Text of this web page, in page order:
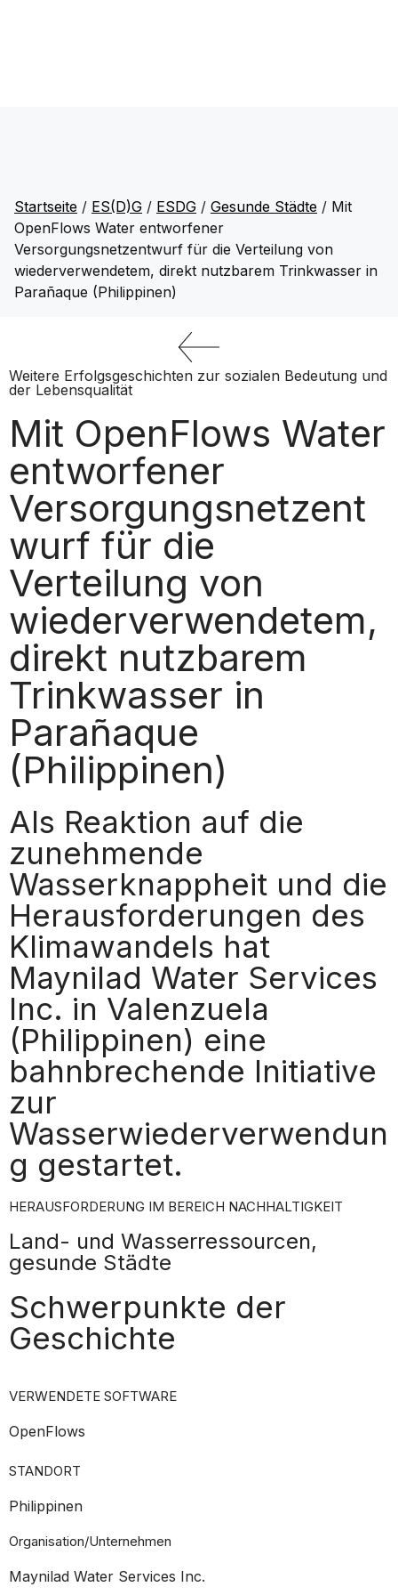
Startseite / ES(D)G / ESDG / Gesunde Städte / Mit
OpenFlows Water entworfener
Versorgungsnetzentwurf für die Verteilung von
wiederverwendetem, direkt nutzbarem Trinkwasser in
Parañaque (Philippinen)
Weitere Erfolgsgeschichten zur sozialen Bedeutung und
der Lebensqualität
Mit OpenFlows Water
entworfener
Versorgungsnetzent
wurf für die
Verteilung von
wiederverwendetem,
direkt nutzbarem
Trinkwasser in
Parañaque
(Philippinen)
Als Reaktion auf die
zunehmende
Wasserknappheit und die
Herausforderungen des
Klimawandels hat
Maynilad Water Services
Inc. in Valenzuela
(Philippinen) eine
bahnbrechende Initiative
zur
Wasserwiederverwendun
g gestartet.
HERAUSFORDERUNG IM BEREICH NACHHALTIGKEIT
Land- und Wasserressourcen,
gesunde Städte
Schwerpunkte der
Geschichte
VERWENDETE SOFTWARE
OpenFlows
STANDORT
Philippinen
Organisation/Unternehmen
Maynilad Water Services Inc.